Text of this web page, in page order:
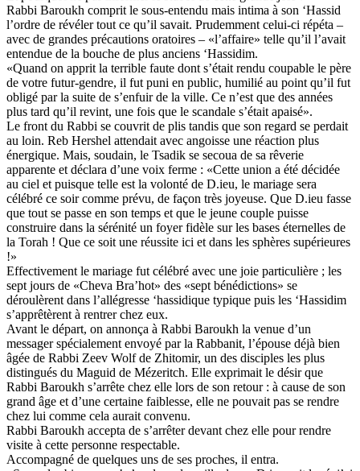
Rabbi Baroukh comprit le sous-entendu mais intima à son ‘Hassid
l’ordre de révéler tout ce qu’il savait. Prudemment celui-ci répéta –
avec de grandes précautions oratoires – «l’affaire» telle qu’il l’avait
entendue de la bouche de plus anciens ‘Hassidim.
«Quand on apprit la terrible faute dont s’était rendu coupable le père
de votre futur-gendre, il fut puni en public, humilié au point qu’il fut
obligé par la suite de s’enfuir de la ville. Ce n’est que des années
plus tard qu’il revint, une fois que le scandale s’était apaisé».
Le front du Rabbi se couvrit de plis tandis que son regard se perdait
au loin. Reb Hershel attendait avec angoisse une réaction plus
énergique. Mais, soudain, le Tsadik se secoua de sa rêverie
apparente et déclara d’une voix ferme : «Cette union a été décidée
au ciel et puisque telle est la volonté de D.ieu, le mariage sera
célébré ce soir comme prévu, de façon très joyeuse. Que D.ieu fasse
que tout se passe en son temps et que le jeune couple puisse
construire dans la sérénité un foyer fidèle sur les bases éternelles de
la Torah ! Que ce soit une réussite ici et dans les sphères supérieures
!»
Effectivement le mariage fut célébré avec une joie particulière ; les
sept jours de «Cheva Bra’hot» des «sept bénédictions» se
déroulèrent dans l’allégresse ‘hassidique typique puis les ‘Hassidim
s’apprêtèrent à rentrer chez eux.
Avant le départ, on annonça à Rabbi Baroukh la venue d’un
messager spécialement envoyé par la Rabbanit, l’épouse déjà bien
âgée de Rabbi Zeev Wolf de Zhitomir, un des disciples les plus
distingués du Maguid de Mézeritch. Elle exprimait le désir que
Rabbi Baroukh s’arrête chez elle lors de son retour : à cause de son
grand âge et d’une certaine faiblesse, elle ne pouvait pas se rendre
chez lui comme cela aurait convenu.
Rabbi Baroukh accepta de s’arrêter devant chez elle pour rendre
visite à cette personne respectable.
Accompagné de quelques uns de ses proches, il entra.